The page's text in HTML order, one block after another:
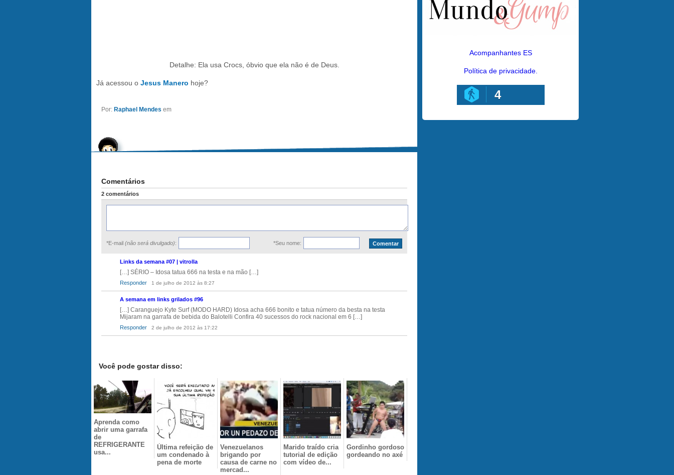
Detalhe: Ela usa Crocs, óbvio que ela não é de Deus.
Já acessou o Jesus Manero hoje?
Por: Raphael Mendes em
Comentários
2 comentários
*E-mail (não será divulgado): *Seu nome:
Links da semana #07 | vitrolla
1 de julho de 2012 às 8:27
[…] SÉRIO – Idosa tatua 666 na testa e na mão […]
Responder
A semana em links grilados #96
2 de julho de 2012 às 17:22
[…] Caranguejo Kyte Surf (MODO HARD) Idosa acha 666 bonito e tatua número da besta na testa
Mijaram na garrafa de bebida do Balotelli Confira 40 sucessos do rock nacional em 6 […]
Responder
Você pode gostar disso:
Aprenda como
abrir uma garrafa
de
REFRIGERANTE
usa...
Última refeição de
um condenado à
pena de morte
Venezuelanos
brigando por
causa de carne no
mercad...
Marido traído cria
tutorial de edição
com vídeo de...
Gordinho gordoso
gordeando no axé
Acompanhantes ES
Política de privacidade.
4